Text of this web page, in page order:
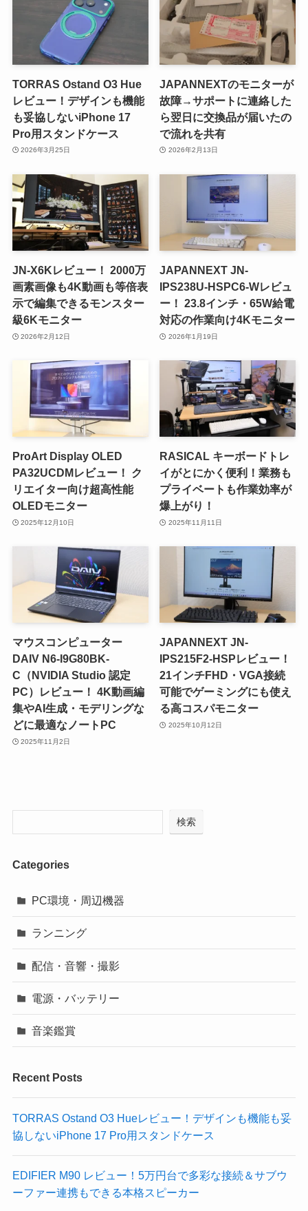
TORRAS Ostand O3 Hue
レビュー！デザインも機能
も妥協しないiPhone 17
Pro用スタンドケース
2026年3月25日
JAPANNEXTのモニターが
故障→サポートに連絡した
ら翌日に交換品が届いたの
で流れを共有
2026年2月13日
JN-X6Kレビュー！ 2000万
画素画像も4K動画も等倍表
示で編集できるモンスター
級6Kモニター
2026年2月12日
JAPANNEXT JN-
IPS238U-HSPC6-Wレビュ
ー！ 23.8インチ・65W給電
対応の作業向け4Kモニター
2026年1月19日
ProArt Display OLED
PA32UCDMレビュー！ ク
リエイター向け超高性能
OLEDモニター
2025年12月10日
RASICAL キーボードトレ
イがとにかく便利！業務も
プライベートも作業効率が
爆上がり！
2025年11月11日
マウスコンピューター
DAIV N6-I9G80BK-
C（NVIDIA Studio 認定
PC）レビュー！ 4K動画編
集やAI生成・モデリングな
どに最適なノートPC
2025年11月2日
JAPANNEXT JN-
IPS215F2-HSPレビュー！
21インチFHD・VGA接続
可能でゲーミングにも使え
る高コスパモニター
2025年10月12日
検索
Categories
PC環境・周辺機器
ランニング
配信・音響・撮影
電源・バッテリー
音楽鑑賞
Recent Posts
TORRAS Ostand O3 Hueレビュー！デザインも機能も妥
協しないiPhone 17 Pro用スタンドケース
EDIFIER M90 レビュー！5万円台で多彩な接続＆サブウ
ーファー連携もできる本格スピーカー